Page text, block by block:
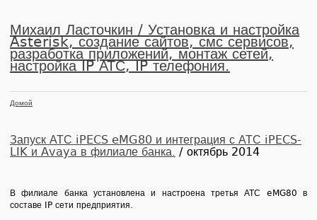
Михаил Ласточкин / Установка и настройка
Asterisk, создание сайтов, смс сервисов,
разработка приложений, монтаж сетей,
настройка IP АТС, IP телефония.
Домой
Запуск АТС iPECS eMG80 и интеграция с АТС iPECS-
LIK и Avaya в филиале банка. / октябрь 2014
В филиале банка установлена и настроена третья АТС eMG80 в
составе IP сети предприятия.